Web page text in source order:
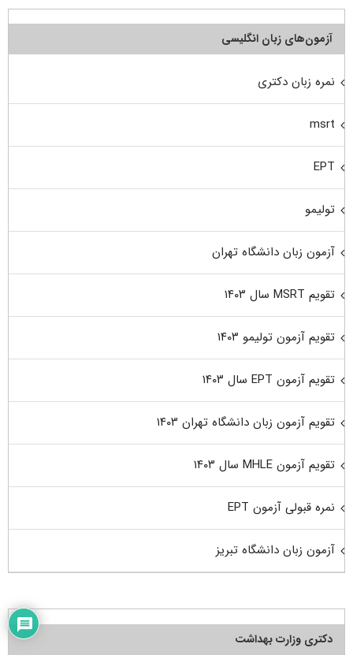
آزمون‌های زبان انگلیسی
نمره زبان دکتری
msrt
EPT
تولیمو
آزمون زبان دانشگاه تهران
تقویم MSRT سال ۱۴۰۳
تقویم آزمون تولیمو ۱۴۰۳
تقویم آزمون EPT سال ۱۴۰۳
تقویم آزمون زبان دانشگاه تهران ۱۴۰۳
تقویم آزمون MHLE سال ۱۴۰۳
نمره قبولی آزمون EPT
آزمون زبان دانشگاه تبریز
دکتری وزارت بهداشت